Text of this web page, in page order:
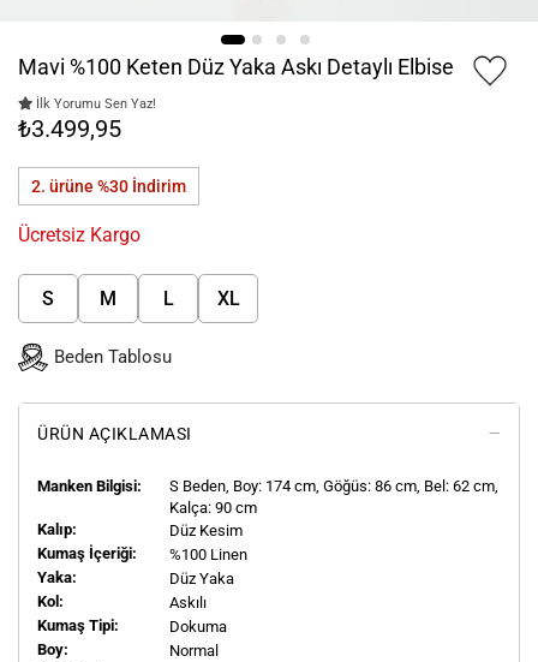
Mavi %100 Keten Düz Yaka Askı Detaylı Elbise
İlk Yorumu Sen Yaz!
₺3.499,95
2. ürüne %30 İndirim
Ücretsiz Kargo
S M L XL
Beden Tablosu
ÜRÜN AÇIKLAMASI
Manken Bilgisi: S Beden, Boy: 174 cm, Göğüs: 86 cm, Bel: 62 cm,
Kalça: 90 cm
Kalıp:
Düz Kesim
Kumaş İçeriği:
%100 Linen
Yaka:
Düz Yaka
Kol:
Askılı
Kumaş Tipi:
Dokuma
Boy:
Normal